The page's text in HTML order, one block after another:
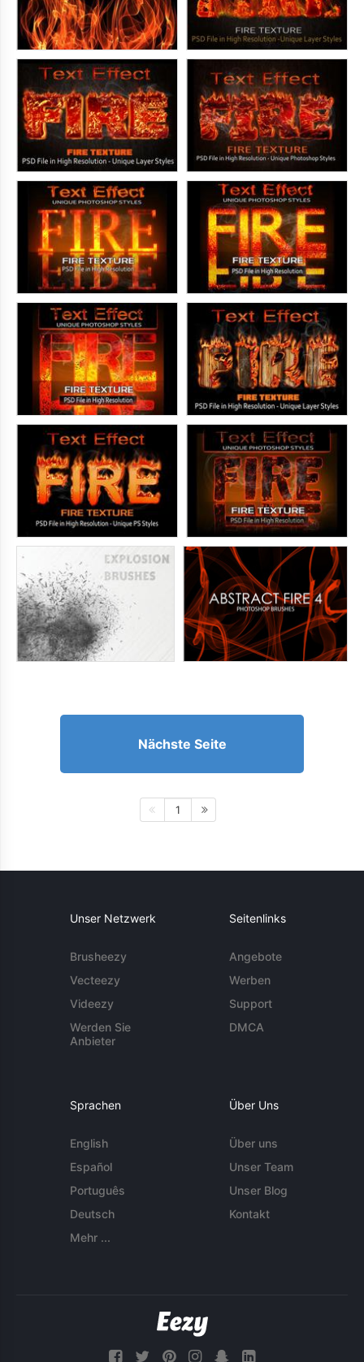
Nächste Seite
1
Unser Netzwerk
Brusheezy
Vecteezy
Videezy
Werden Sie
Anbieter
Seitenlinks
Angebote
Werben
Support
DMCA
Sprachen
English
Español
Português
Deutsch
Mehr ...
Über Uns
Über uns
Unser Team
Unser Blog
Kontakt